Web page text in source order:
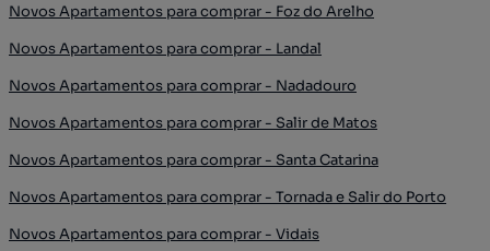
Novos Apartamentos para comprar - Foz do Arelho
Novos Apartamentos para comprar - Landal
Novos Apartamentos para comprar - Nadadouro
Novos Apartamentos para comprar - Salir de Matos
Novos Apartamentos para comprar - Santa Catarina
Novos Apartamentos para comprar - Tornada e Salir do Porto
Novos Apartamentos para comprar - Vidais